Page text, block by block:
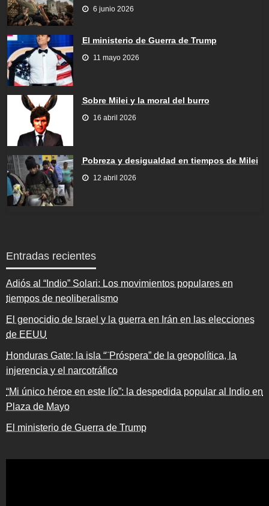
6 junio 2026
El ministerio de Guerra de Trump
11 mayo 2026
Sobre Milei y la moral del burro
16 abril 2026
Pobreza y desigualdad en tiempos de Milei
12 abril 2026
Entradas recientes
Adiós al “Indio” Solari: Los movimientos populares en
tiempos de neoliberalismo
El genocidio de Israel y la guerra en Irán en las elecciones
de EEUU
Honduras Gate: la isla “¨Próspera” de la geopolítica, la
injerencia y el narcotráfico
“Mi único héroe en este lío”: la despedida popular al Indio en
Plaza de Mayo
El ministerio de Guerra de Trump